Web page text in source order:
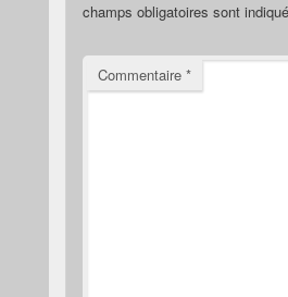
champs obligatoires sont
Commentaire *